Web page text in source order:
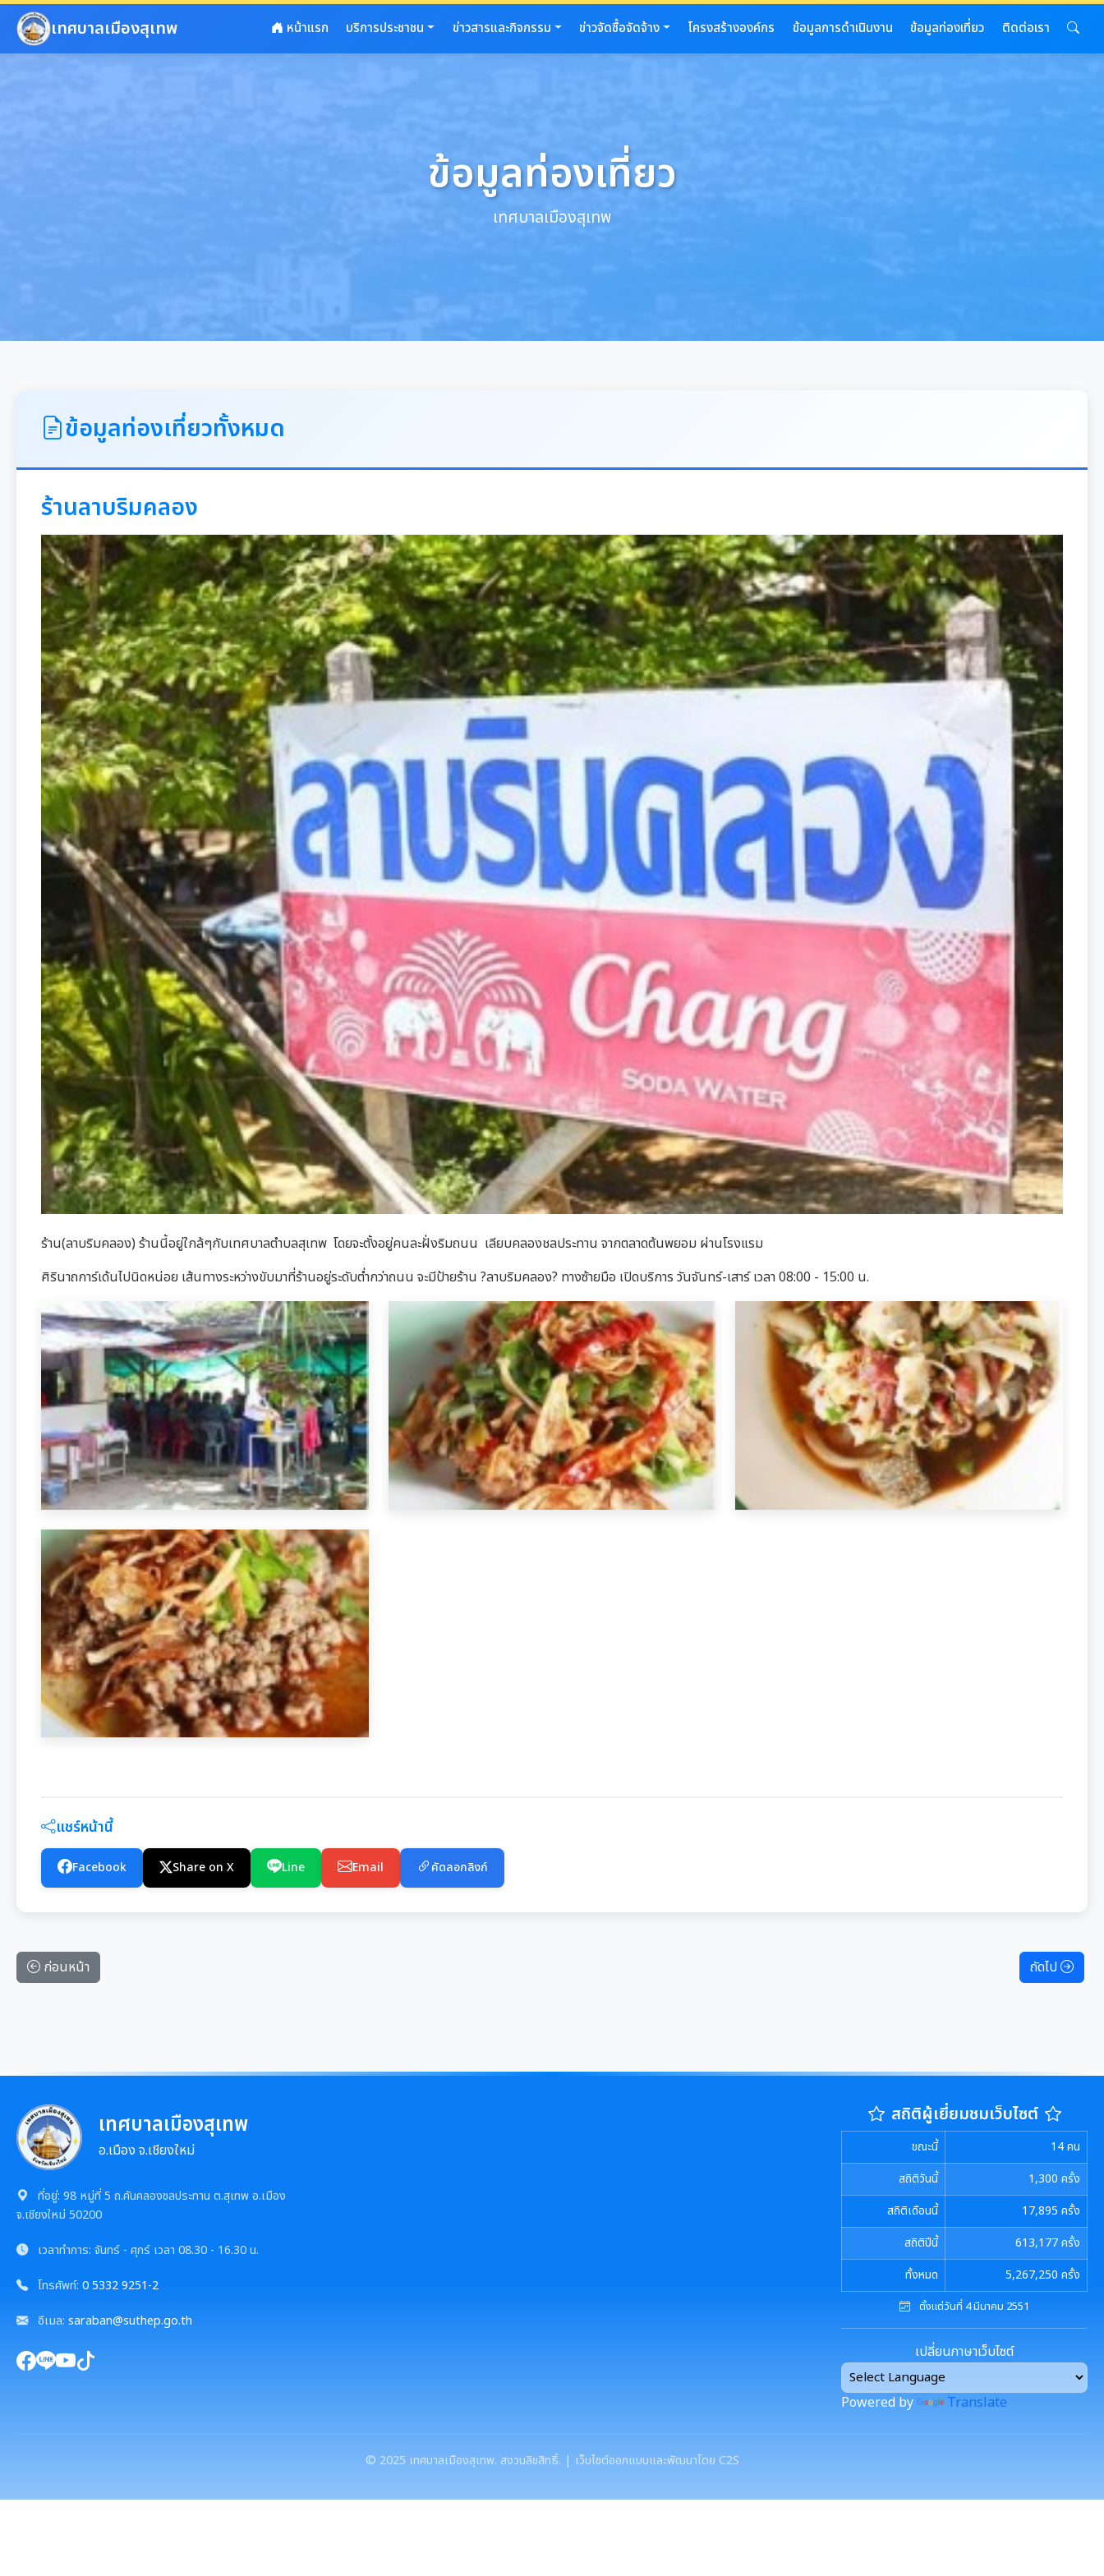
ข้ามไปยังเนื้อหาหลัก
เทศบาลเมืองสุเทพ หน้าแรก บริการประชาชน ข่าวสารและกิจกรรม ข่าวจัดซื้อจัดจ้าง โครงสร้างองค์กร ข้อมูลการดำเนินงาน ข้อมูลท่องเที่ยว ติดต่อเรา
ข้อมูลท่องเที่ยว
เทศบาลเมืองสุเทพ
ข้อมูลท่องเที่ยวทั้งหมด
ร้านลาบริมคลอง
ร้าน(ลาบริมคลอง) ร้านนี้อยู่ใกล้ๆกับเทศบาลตำบลสุเทพ โดยจะตั้งอยู่คนละฝั่งริมถนน เลียบคลองชลประทาน จากตลาดต้นพยอม ผ่านโรงแรม
ศิรินาถการ์เด้นไปนิดหน่อย เส้นทางระหว่างขับมาที่ร้านอยู่ระดับต่ำกว่าถนน จะมีป้ายร้าน ?ลาบริมคลอง? ทางซ้ายมือ เปิดบริการ วันจันทร์-เสาร์ เวลา 08:00 - 15:00 น.
แชร์หน้านี้
Facebook Share on X Line Email คัดลอกลิงก์
ก่อนหน้า ถัดไป
เทศบาลเมืองสุเทพ
อ.เมือง จ.เชียงใหม่
ที่อยู่: 98 หมู่ที่ 5 ถ.คันคลองชลประทาน ต.สุเทพ อ.เมือง
จ.เชียงใหม่ 50200
เวลาทำการ: จันทร์ - ศุกร์ เวลา 08.30 - 16.30 น.
โทรศัพท์: 0 5332 9251-2
อีเมล: saraban@suthep.go.th
สถิติผู้เยี่ยมชมเว็บไซต์
ขณะนี้ 14คน
สถิติวันนี้
1,300 ครั้ง
สถิติเดือนนี้
17,895 ครั้ง
สถิติปีนี้
613,177ครั้ง
ทั้งหมด
5,267,250 ครั้ง
ตั้งแต่วันที่ 4 มีนาคม 2551
เปลี่ยนภาษาเว็บไซต์
Powered by Translate
© 2025 เทศบาลเมืองสุเทพ. สงวนลิขสิทธิ์. | เว็บไซต์ออกแบบและพัฒนาโดย C2S